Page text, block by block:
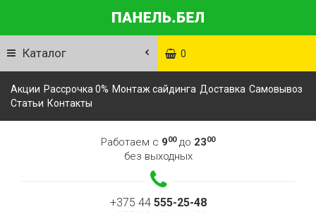
Каталог 0
Акции Рассрочка 0% Монтаж сайдинга Доставка Самовывоз
Статьи Контакты
Работаем с 900до 2300
без выходных
+375 44 555-25-48